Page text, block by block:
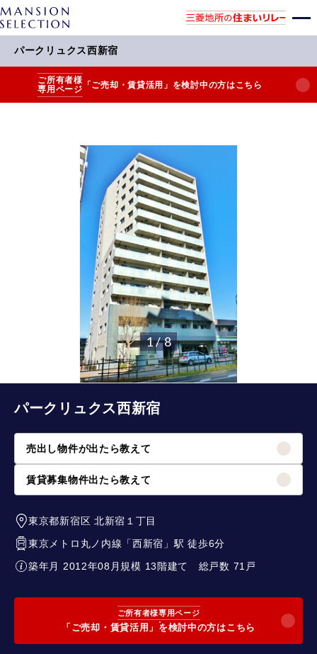
パークリュクス西新宿
ご所有者様
専用ページ 「ご売却・賃貸活用」を検討中の方はこちら
1 / 8
パークリュクス西新宿
売出し物件が出たら教えて
賃貸募集物件出たら教えて
東京都新宿区 北新宿１丁目
東京メトロ丸ノ内線 「西新宿 」駅 徒歩6分
築年月 2012年08月規模 13階建て 総戸数 71戸
ご所有者様専用ページ
「ご売却・賃貸活用」を検討中の方はこちら